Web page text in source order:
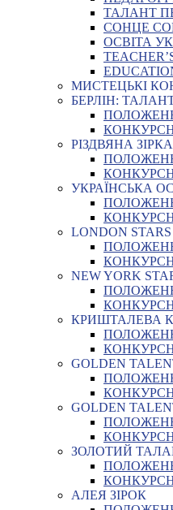
ТАЛАНТ
СОНЦЕ
ОСВІТА
МИСТЕЦЬКІ
БЕРЛІН:
РІЗДВЯНА ЗІРКА
УКРАЇНСЬКА
LONDON STARS
NEW YORK
КРИШТАЛЕВА
GOLDEN
GOLDEN
ЗОЛОТИЙ
АЛЕЯ ЗІРОК